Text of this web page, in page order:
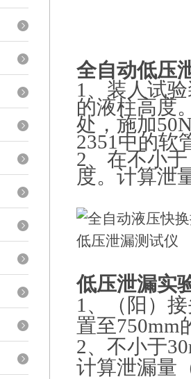
全自动低压
1、 装人试
的液柱高度
处，施加
2351中的软
2、 在不小于
度。计算泄
低压泄漏实
1、
（阳）
置至750mm
2、 不小于
计算泄漏量